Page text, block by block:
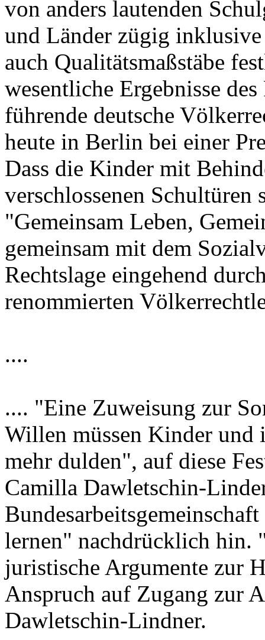
von anders lautenden
und Länder zügig
auch Qualitätsmaßstäbe
wesentliche Ergebnisse
führende deutsche
heute in Berlin bei einer
Dass die Kinder mit
verschlossenen
"Gemeinsam Leben,
gemeinsam mit dem
Rechtslage eingehend
renommierten
....
.... "Eine Zuweisung zur
Willen müssen Kinder und
mehr dulden", auf diese
Camilla Dawletschin-
lernen" nachdrücklich hin.
juristische Argumente zur
Anspruch auf Zugang zur
Dawletschin-Lindner.